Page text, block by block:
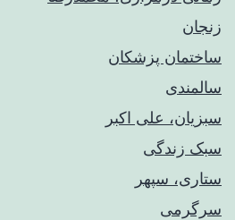
زنجان
ساختمان پزشکان
سالمندی
سبزیان، علی اکبر
سبک زندگی
ستاری، سپهر
سرگرمی